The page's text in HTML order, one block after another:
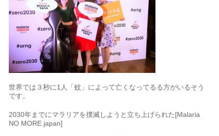
世界では３秒に1人「蚊」によって亡くなってるる方がいるそう
です。
2030年までにマラリアを撲滅しようと立ち上げられた[Malaria
NO MORE japan]